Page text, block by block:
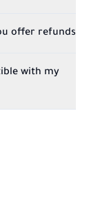
offer refunds?
with my